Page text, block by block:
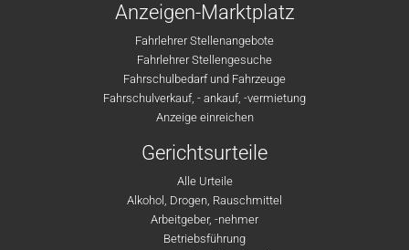
Anzeigen-Marktplatz
Fahrlehrer Stellenangebote
Fahrlehrer Stellengesuche
Fahrschulbedarf und Fahrzeuge
Fahrschulverkauf, - ankauf, -vermietung
Anzeige einreichen
Gerichtsurteile
Alle Urteile
Alkohol, Drogen, Rauschmittel
Arbeitgeber, -nehmer
Betriebsführung